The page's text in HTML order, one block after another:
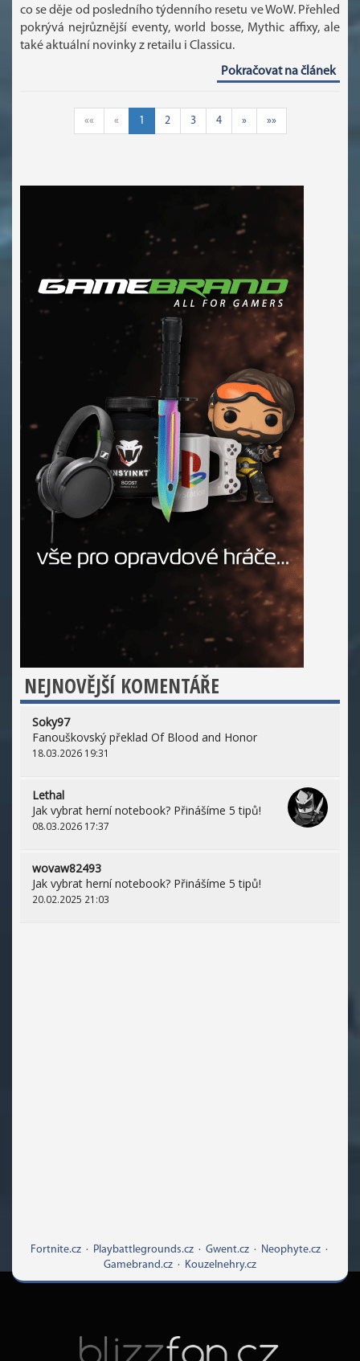
co se děje od posledního týdenního resetu ve WoW. Přehled
pokrývá nejrůznější eventy, world bosse, Mythic affixy, ale
také aktuální novinky z retailu i Classicu.
Pokračovat na článek
«« « 1 2 3 4 » »»
NEJNOVĚJŠÍ KOMENTÁŘE
Soky97
Fanouškovský překlad Of Blood and Honor
18.03.2026 19:31
Lethal
Jak vybrat herní notebook? Přinášíme 5 tipů!
08.03.2026 17:37
wovaw82493
Jak vybrat herní notebook? Přinášíme 5 tipů!
20.02.2025 21:03
Fortnite.cz· Playbattlegrounds.cz· Gwent.cz· Neophyte.cz·
Gamebrand.cz · Kouzelnehry.cz